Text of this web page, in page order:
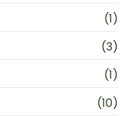
(1)
(3)
(1)
(10)